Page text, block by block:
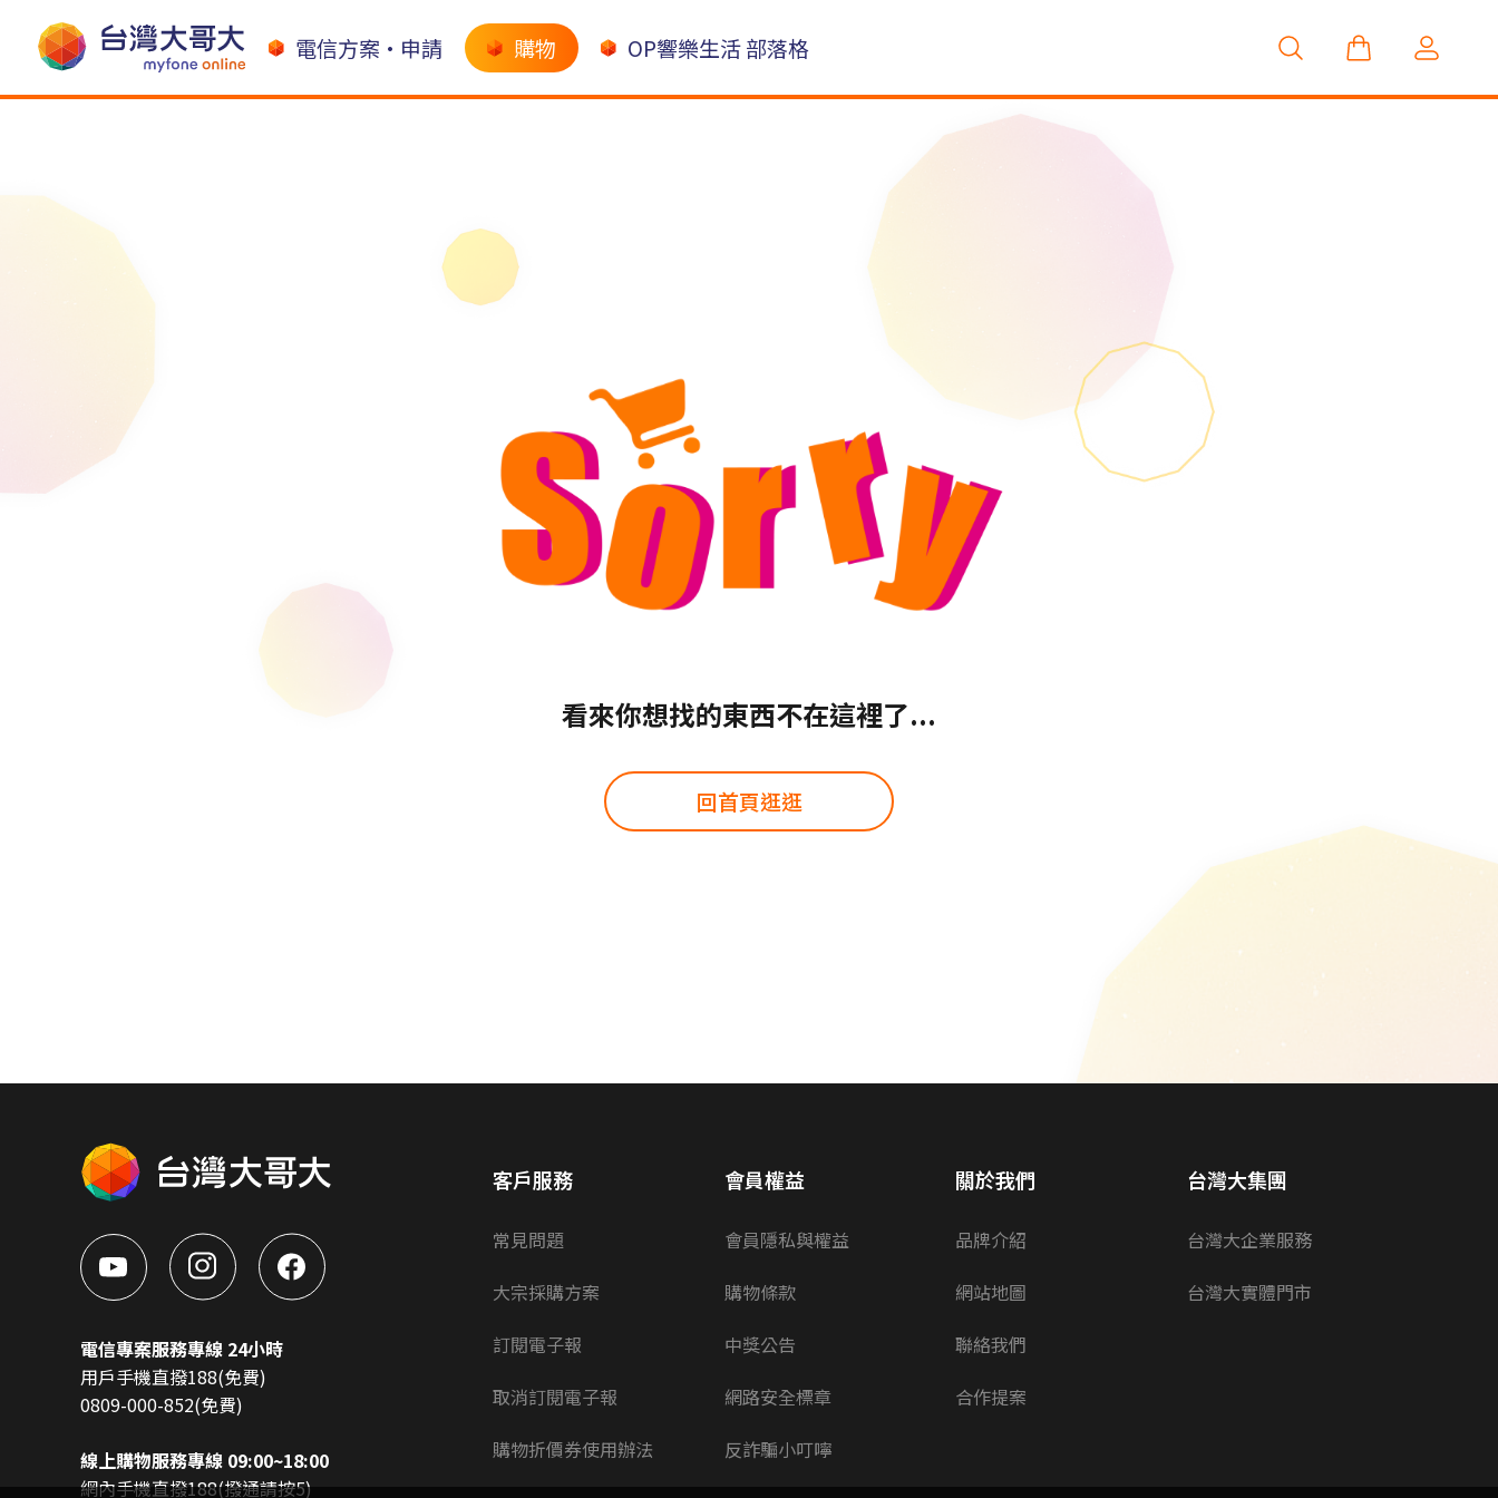
電信方案•申請 購物 OP響樂生活 部落格
看來你想找的東西不在這裡了...
回首頁逛逛
電信專案服務專線 24小時
用戶手機直撥188(免費)
0809-000-852(免費)
線上購物服務專線 09:00~18:00
網內手機直撥188(撥通請按5)
客戶服務
常見問題
大宗採購方案
訂閱電子報
取消訂閱電子報
購物折價券使用辦法
會員權益
會員隱私與權益
購物條款
中獎公告
網路安全標章
反詐騙小叮嚀
關於我們
品牌介紹
網站地圖
聯絡我們
合作提案
台灣大集團
台灣大企業服務
台灣大實體門市